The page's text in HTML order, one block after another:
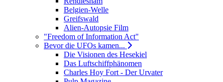
Belgien-Welle
Greifswald
Alien-Autopsie Film
"Freedom of Information Act"
Bevor die UFOs kamen...
Die Visionen des Hesekiel
Das Luftschiffphänomen
Charles Hoy Fort - Der Urvater